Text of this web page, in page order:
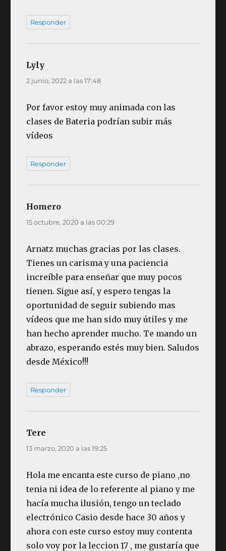
Responder
Lyly
2 junio, 2022 a las 17:48
Por favor estoy muy animada con las
clases de Bateria podrían subir más
vídeos
Responder
Homero
15 octubre, 2020 a las 00:29
Arnatz muchas gracias por las clases.
Tienes un carisma y una paciencia
increíble para enseñar que muy pocos
tienen. Sigue así, y espero tengas la
oportunidad de seguir subiendo mas
vídeos que me han sido muy útiles y me
han hecho aprender mucho. Te mando un
abrazo, esperando estés muy bien. Saludos
desde México!!!
Responder
Tere
13 marzo, 2020 a las 19:25
Hola me encanta este curso de piano ,no
tenia ni idea de lo referente al piano y me
hacía mucha ilusión, tengo un teclado
electrónico Casio desde hace 30 años y
ahora con este curso estoy muy contenta
solo voy por la leccion 17 , me gustaría que